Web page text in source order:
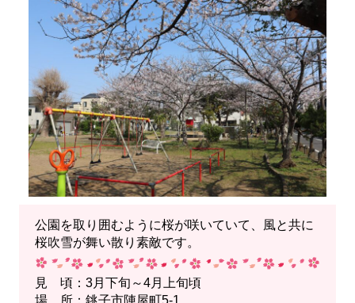
公園を取り囲むように桜が咲いていて、風と共に
桜吹雪が舞い散り素敵です。
見 頃：3月下旬～4月上旬頃